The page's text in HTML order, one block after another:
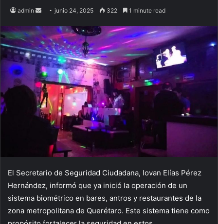
admin
Send
email
junio 24, 2025 322 1 minute read
El Secretario de Seguridad Ciudadana, Iovan Elías Pérez
Hernández, informó que ya inició la operación de un
sistema biométrico en bares, antros y restaurantes de la
zona metropolitana de Querétaro. Este sistema tiene como